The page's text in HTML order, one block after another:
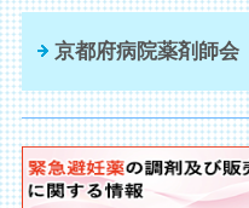
京都府病院薬剤師会